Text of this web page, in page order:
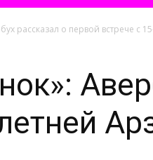
рассказал о первой встрече с